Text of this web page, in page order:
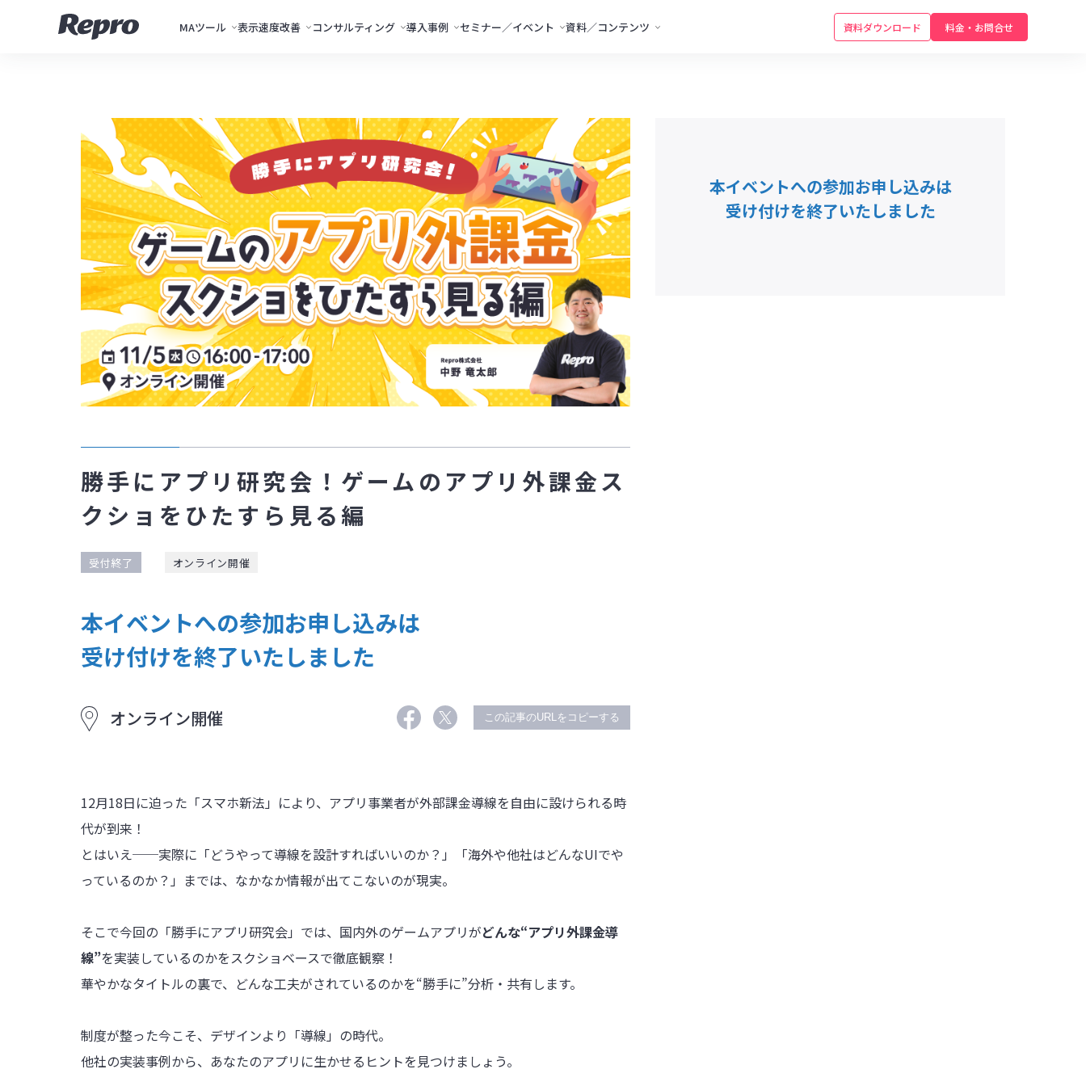
MAツール 表示速度改善 コンサルティング 導入事例 セミナー／イベント 資料／コンテンツ 資料ダウンロード 料金・お問合せ
勝手にアプリ研究会！ゲームのアプリ外課金ス
クショをひたすら見る編
受付終了 オンライン開催
本イベントへの参加お申し込みは
受け付けを終了いたしました
オンライン開催 この記事のURLをコピーする
12月18日に迫った「スマホ新法」により、アプリ事業者が外部課金導線を自由に設けられる時
代が到来！
とはいえ──実際に「どうやって導線を設計すればいいのか？」「海外や他社はどんなUIでや
っているのか？」までは、なかなか情報が出てこないのが現実。
そこで今回の「勝手にアプリ研究会」では、国内外のゲームアプリがどんな“アプリ外課金導
線”を実装しているのかをスクショベースで徹底観察！
華やかなタイトルの裏で、どんな工夫がされているのかを“勝手に”分析・共有します。
制度が整った今こそ、デザインより「導線」の時代。
他社の実装事例から、あなたのアプリに生かせるヒントを見つけましょう。
本イベントへの参加お申し込みは
受け付けを終了いたしました